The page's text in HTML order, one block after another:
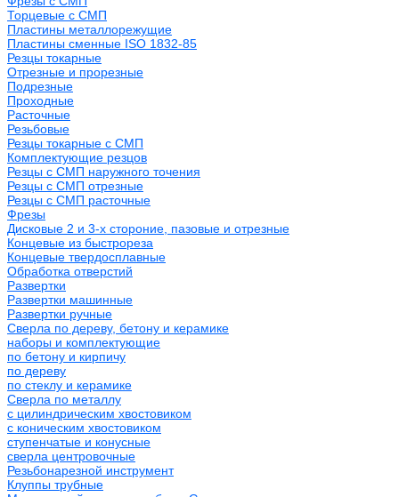
Торцевые с СМП
Пластины металлорежущие
Пластины сменные ISO 1832-85
Резцы токарные
Отрезные и прорезные
Подрезные
Проходные
Расточные
Резьбовые
Резцы токарные с СМП
Комплектующие резцов
Резцы с СМП наружного точения
Резцы с СМП отрезные
Резцы с СМП расточные
Фрезы
Дисковые 2 и 3-х стороние, пазовые и отрезные
Концевые из быстрореза
Концевые твердосплавные
Обработка отверстий
Развертки
Развертки машинные
Развертки ручные
Сверла по дереву, бетону и керамике
наборы и комплектующие
по бетону и кирпичу
по дереву
по стеклу и керамике
Сверла по металлу
c цилиндрическим хвостовиком
c коническим хвостовиком
cтупенчатые и конусные
сверла центровочные
Резьбонарезной инструмент
Клуппы трубные